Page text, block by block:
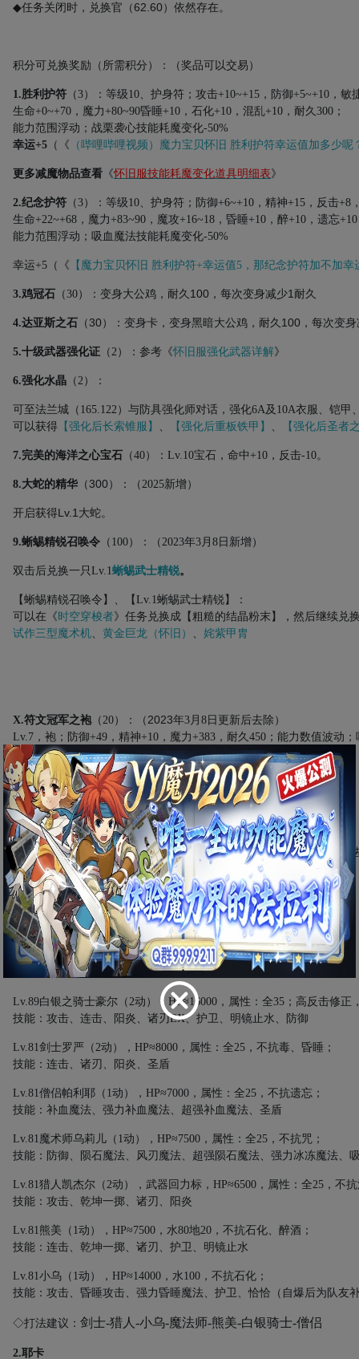
◆任务关闭时， 兑换官（62.60）依然存在。
积分可兑换奖励（所需积分）：（奖品可以交易）
1.胜利护符 （3）：等级10、护身符；攻击+10~+15 ，防御+5~+10 ，敏
生命+0~+70 ，魔力+80~90昏睡+10 ，石化+10 ，混乱+10 ，耐久300 ；
能力范围浮动；战栗袭心技能耗魔变化-50%
幸运+5 （《 （哔哩哔哩视频）魔力宝贝怀旧 胜利护符幸运值加多少呢
更多减魔物品查看 《怀旧服技能耗魔变化道具明细表》
2.纪念护符 （3）：等级10、护身符；防御+6~+10 ，精神+15 ，反击+8
生命+22~+68 ，魔力+83~90 ，魔攻+16~18 ，昏睡+10 ，醉+10 ，遗忘+10
能力范围浮动；吸血魔法技能耗魔变化-50%
幸运+5（《 【魔力宝贝怀旧 胜利护符+幸运值5，那纪念护符加不加
3.鸡冠石 （30）：变身大公鸡，耐久 100 ，每次变身减少1 耐久
4.达亚斯之石 （30）：变身卡，变身黑暗大公鸡，耐久 100 ，每次变
5.十级武器强化证 （2）：参考《怀旧服强化武器详解》
6.强化水晶 （2）：
可至法兰城（ 165.122）与防具强化师对话，强化6A及 10A衣服、铠甲
可以获得 【强化后长索锥服】 、 【强化后重板铁甲】 、 【强化后圣者
7.完美的海洋之心宝石 （40）： Lv.10宝石，命中+10 ，反击-10。
8.大蛇的精华 （300）：（2025新增）
开启获得Lv.1 大蛇。
9.蜥蜴精锐召唤令 （ 100）：（2023年3月8日新增）
双击后兑换一只Lv.1蜥蜴武士精锐。
【蜥蜴精锐召唤令】、【 Lv.1蜥蜴武士精锐】：
可以在《时空穿梭者》任务兑换成【粗糙的结晶粉末】，然后继续兑
试作三型魔术机、 黄金巨龙（怀旧） 、 姹紫甲胄
X.符文冠军之袍（20）： （ 2023年3月 8 日更新后去除）
Lv.7，袍；防御+49 ，精神+10 ，魔力 +383 ，耐久450 ；能力数值波动
奖品兑换历史记录：
2025新增：“蜥蜴精锐召唤令（100）”
2023年3月8日：新增：“大蛇的精华”（ 300）、“达亚斯之石”（30 ），
6个BOSS战斗信息
白银之骑
Lv.89白银之骑士豪尔 （2动） ， HP≈16000 ，属性：全35 ；高反击修正
技能：攻击、连击、阳炎、诸刃EX、护卫、明镜止水、防御
Lv.81剑士罗严 （2动） ， HP≈8000 ，属性：全25 ，不抗毒、昏睡；
技能：连击、诸刃、阳炎、圣盾
Lv.81僧侣帕利耶 （ 1动） ， HP≈7000 ，属性：全25 ，不抗遗忘；
技能：补血魔法、强力补血魔法、超强补血魔法、圣盾
Lv.81魔术师乌莉儿 （ 1动） ， HP≈7500 ，属性：全25 ，不抗咒；
技能：防御、陨石魔法、风刃魔法、超强陨石魔法、强力冰冻魔法、
Lv.81猎人凯杰尔 （2动），武器回力标 ， HP≈6500 ，属性：全25 ，不
技能：攻击、乾坤一掷、诸刃、阳炎
Lv.81熊美 （ 1动） ， HP≈7500 ，水80地20 ，不抗石化、醉酒；
技能：连击、乾坤一掷、诸刃、护卫、明镜止水
Lv.81小乌 （ 1动） ， HP≈14000 ，水100 ，不抗石化；
技能：攻击、昏睡攻击、强力昏睡魔法、护卫、恰恰（自爆后为队友
◇打法建议： 剑士-猎人 -小乌-魔法师-熊美-白银骑士-僧侣
2.耶卡